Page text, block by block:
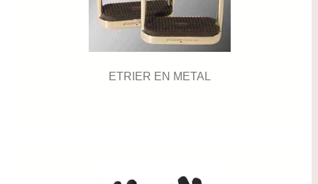
ETRIER EN METAL